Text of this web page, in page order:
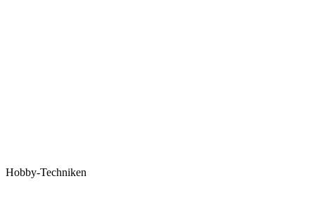
Hobby-Techniken